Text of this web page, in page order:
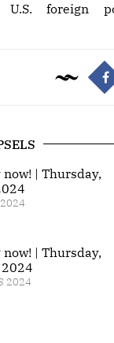
foreign
| Thursday,
| Thursday,
2024